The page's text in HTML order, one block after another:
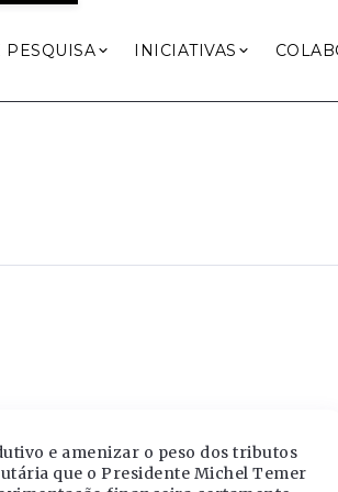
PESQUISA INICIATIVAS
e amenizar o peso dos tributos
que o Presidente Michel Temer